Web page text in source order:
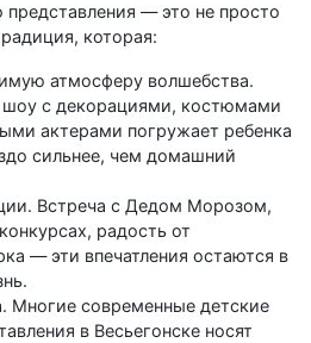
— это не просто
которая:
атмосферу волшебства.
шоу с декорациями, костюмами
актерами погружает ребенка
сильнее, чем домашний
Встреча с Дедом Морозом,
радость от
— эти впечатления остаются в
Многие современные детские
в Весьегонске носят